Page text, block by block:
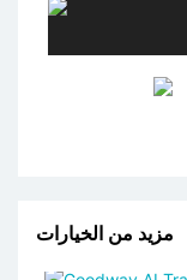
مزيد من الخيارات